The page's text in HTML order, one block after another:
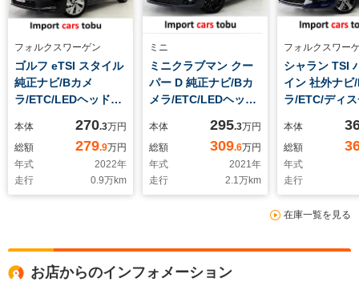
フォルクスワーゲン
ゴルフ eTSI スタイル
純正ナビ/Bカメ
ラ/ETC/LEDヘッドラ
ィスプレイ/フルセグ
TV/アクティブクルー
ズコントロール/ブラ
インドスポットモニタ
ー/デジタルインナー
ター/キーレス
本体 270.3万円
総額
279.9万円
年式
2022年
走行
0.9万km
ミニ
ミニクラブマン クー
パー D 純正ナビ/Bカ
メラ/ETC/LEDヘッド
ルーズコントロール/
社外フルセグTV/パー
キングアシスト/デジ
タルメーター/純正ア
ルミホイール/前後障
本体 295.3万円
総額
309.6万円
年式
2021年
走行
2.1万km
フォルクスワー
シャラン TSI
イン 社外ナビ
ラ/ETC/ディ
ルーフ/フルセ
クティブクル
トロール/ブラ
スポットモニ
ドルシフト/シ
ーター/パワー
ーレス
本体
総額
年式
走行
在庫一覧を見る
お店からのインフォメーション